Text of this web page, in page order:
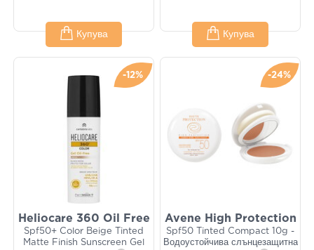
Купува Купува
-12%
Heliocare 360 Oil Free
Spf50+ Color Beige Tinted
Matte Finish Sunscreen Gel
-24%
Avene High Protection
Spf50 Tinted Compact 10g -
Водоустойчива слънцезащитна